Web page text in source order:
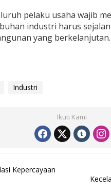
pelaku usaha wajib
industri harus
yang berkelanjutan.
Industri
Ikuti Kami
Kepercayaan